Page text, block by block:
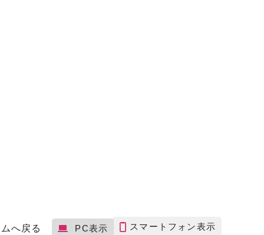
へ戻る PC表示 スマートフォン表示